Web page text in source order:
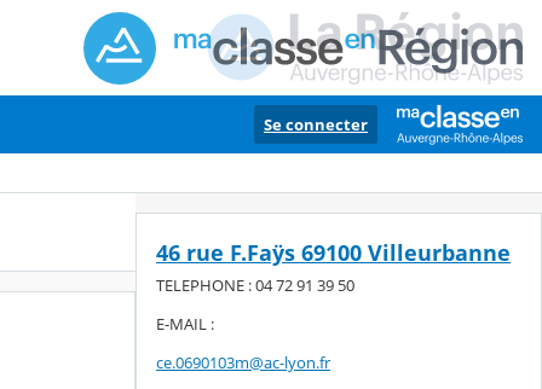
Se connecter
46 rue F.Faÿs 69100 Villeurbanne
TELEPHONE : 04 72 91 39 50
E-MAIL :
ce.0690103m@ac-lyon.fr